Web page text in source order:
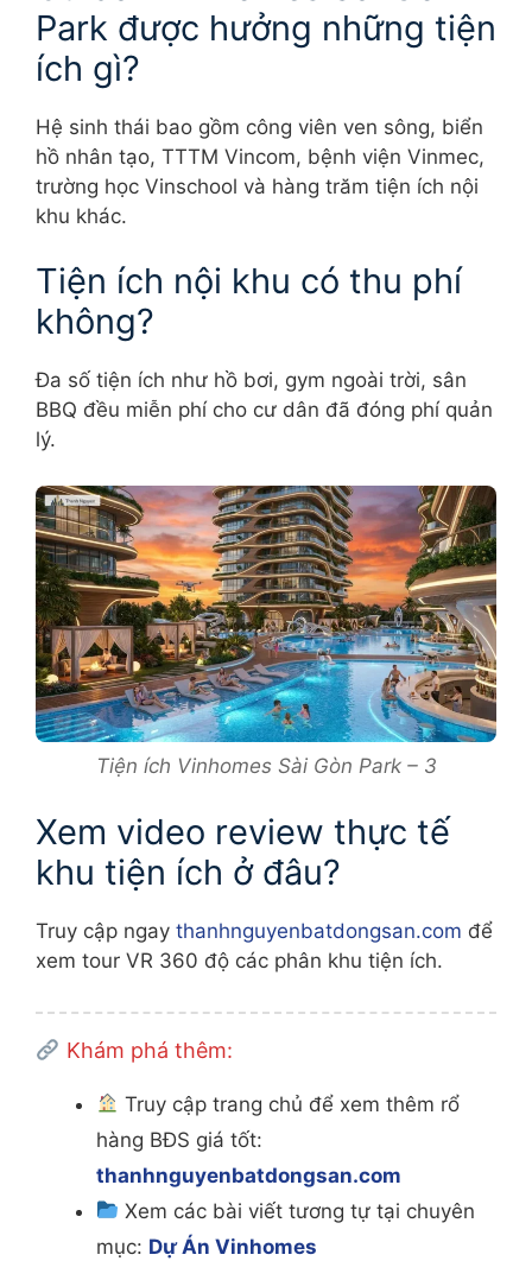
Park được hưởng những tiện
ích gì?
Hệ sinh thái bao gồm công viên ven sông, biển
hồ nhân tạo, TTTM Vincom, bệnh viện Vinmec,
trường học Vinschool và hàng trăm tiện ích nội
khu khác.
Tiện ích nội khu có thu phí
không?
Đa số tiện ích như hồ bơi, gym ngoài trời, sân
BBQ đều miễn phí cho cư dân đã đóng phí quản
lý.
Tiện ích Vinhomes Sài Gòn Park – 3
Xem video review thực tế
khu tiện ích ở đâu?
Truy cập ngay thanhnguyenbatdongsan.com để
xem tour VR 360 độ các phân khu tiện ích.
Khám phá thêm:
Truy cập trang chủ để xem thêm rổ
hàng BĐS giá tốt:
thanhnguyenbatdongsan.com
Xem các bài viết tương tự tại chuyên
mục: Dự Án Vinhomes